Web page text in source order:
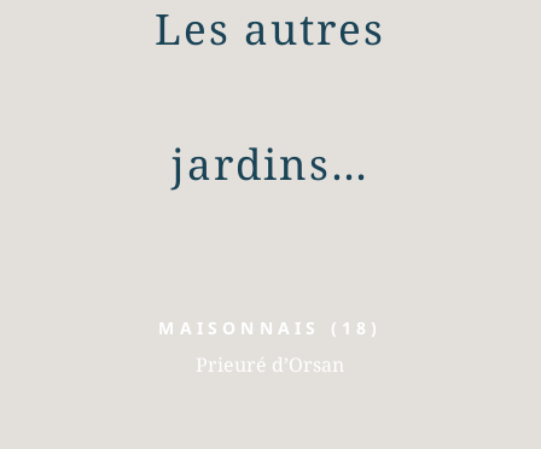
Les autres
jardins…
MAISONNAIS (18)
Prieuré d’Orsan